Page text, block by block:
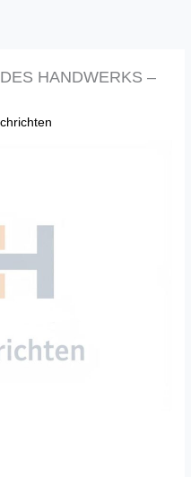
HANDWERKS –